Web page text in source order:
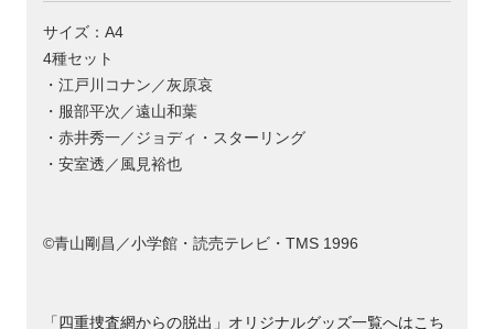
サイズ：A4
4種セット
・江戸川コナン／灰原哀
・服部平次／遠山和葉
・赤井秀一／ジョディ・スターリング
・安室透／風見裕也
©青山剛昌／小学館・読売テレビ・TMS 1996
「四重捜査網からの脱出」オリジナルグッズ一覧へはこち